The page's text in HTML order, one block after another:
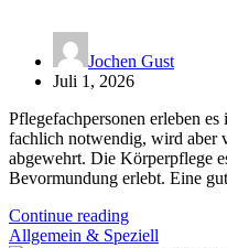
Jochen Gust
Juli 1, 2026
Pflegefachpersonen erleben
fachlich notwendig, wird aber
abgewehrt. Die Körperpflege
Bevormundung erlebt. Eine
Continue reading
Allgemein & Speziell